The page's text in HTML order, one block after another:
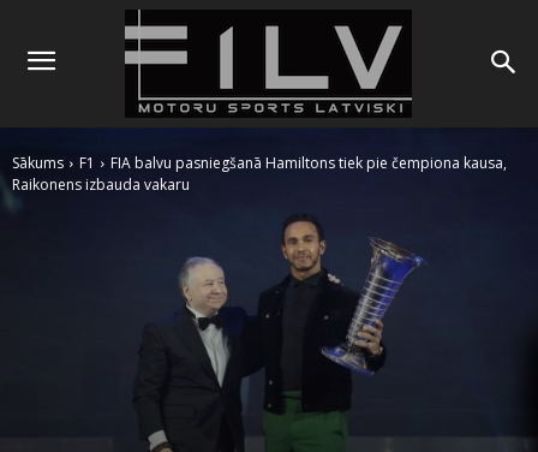
Sākums F1
FIA balvu pasniegšanā Hamiltons tiek pie čempiona kausa,
Raikonens izbauda vakaru